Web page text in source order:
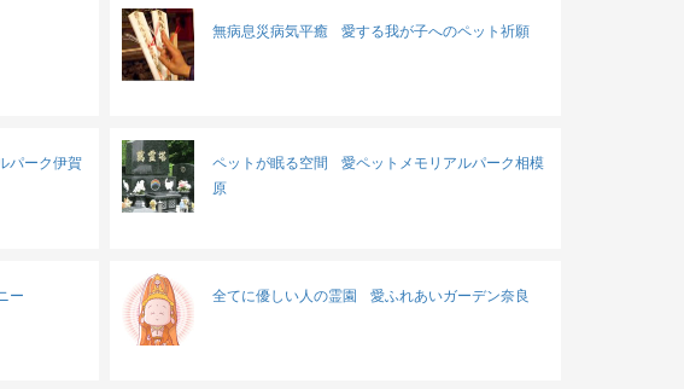
無病息災病気平癒 愛する我が子へのペット祈願
パーク伊賀 ペットが眠る空間
愛ペットメモリアルパーク相模
原
ー 全てに優しい人の霊園 愛ふれあいガーデン奈良